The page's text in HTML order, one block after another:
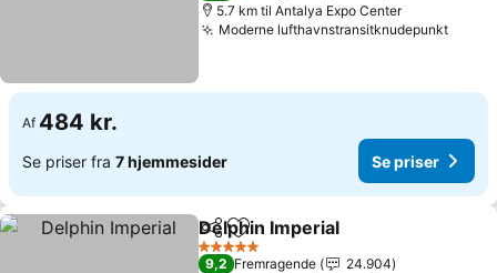
5.7 km til Antalya Expo Center
Moderne lufthavnstransitknudepunkt
Af 484 kr.
Se priser fra 7 hjemmesider Se priser
Del Føj til favoritter
Delphin Imperial
5 Stjerner
9,2 Fremragende
24.904